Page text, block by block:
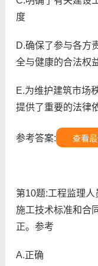
度
D.确保了参与各方
全与健康的合法权
E.为维护建筑市场
提供了重要的法律
参考答案: 查看
第10题:工程监理
施工技术标准和合
正。参考
A.正确